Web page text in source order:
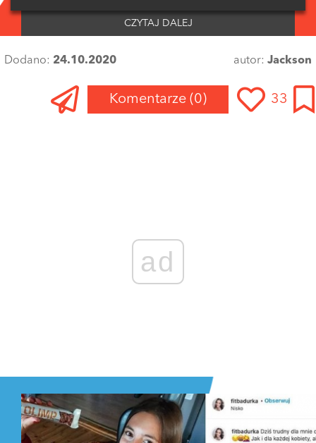
CZYTAJ DALEJ
Dodano: 24.10.2020 autor: Jackson
Komentarze (0) 33
ad